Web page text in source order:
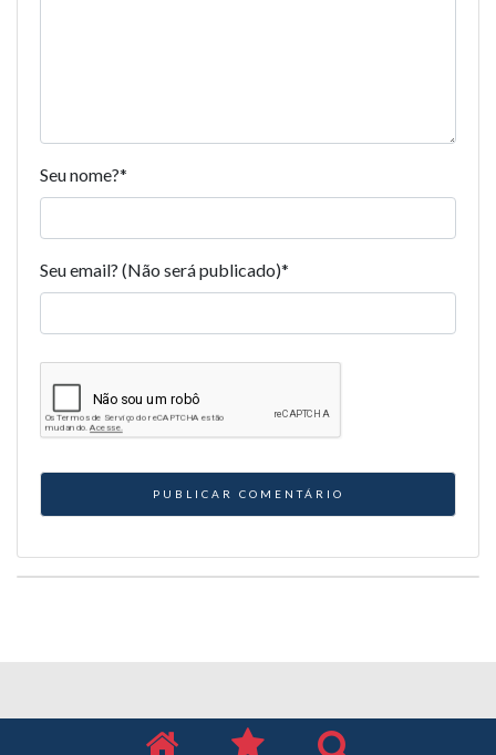
Seu nome?*
Seu email? (Não será publicado)*